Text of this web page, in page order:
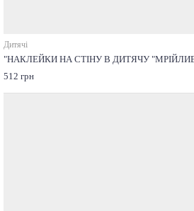
Дитячі
"НАКЛЕЙКИ НА СТІНУ В ДИТЯЧУ
512 грн